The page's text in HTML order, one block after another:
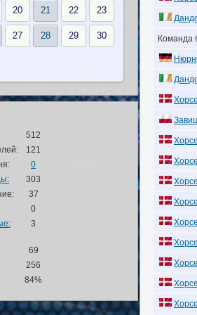
Команда
20 21 22 23
27 28 29 30
512
121
0
303
37
0
3
69
256
84%